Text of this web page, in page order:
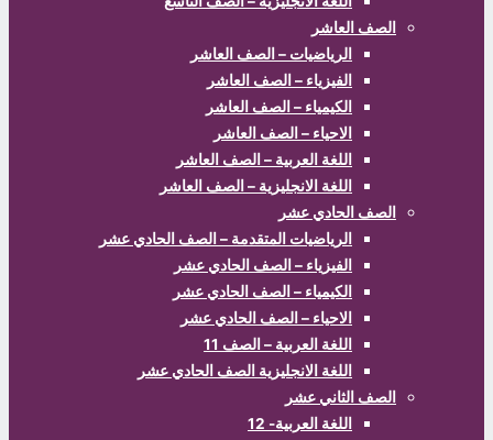
الصف العاشر
الرياضيات – الصف العاشر
الفيزياء – الصف العاشر
الكيمياء – الصف العاشر
الاحياء – الصف العاشر
اللغة العربية – الصف العاشر
اللغة الانجليزية – الصف العاشر
الصف الحادي عشر
الرياضيات المتقدمة – الصف الحادي عشر
الفيزياء – الصف الحادي عشر
الكيمياء – الصف الحادي عشر
الاحياء – الصف الحادي عشر
اللغة العربية – الصف 11
اللغة الانجليزية الصف الحادي عشر
الصف الثاني عشر
اللغة العربية- 12